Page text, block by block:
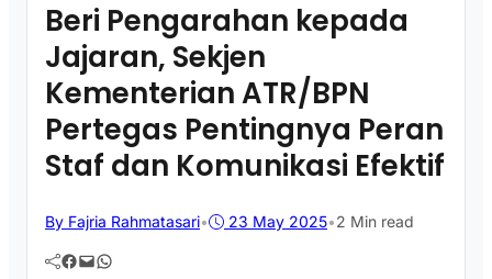
Beri Pengarahan kepada
Jajaran, Sekjen
Kementerian ATR/BPN
Pertegas Pentingnya Peran
Staf dan Komunikasi Efektif
By Fajria Rahmatasari• 23 May 2025•2 Min read
Facebook Mail WhatsApp